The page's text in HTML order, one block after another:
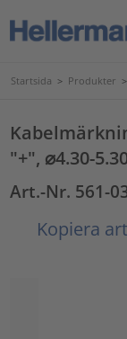
Startsida > Produkter >
"+", ⌀4.30-
Art.-Nr. 561-
Kopiera